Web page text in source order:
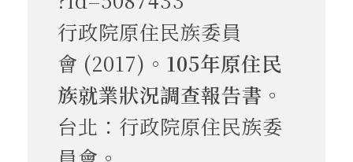
行政院原住民族委員
會 (2017)。 105年原住民
族就業狀況調查報告書 。
台北：行政院原住民族委